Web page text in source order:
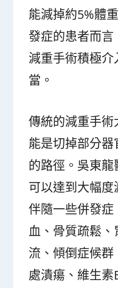
能減掉約5%體
發症的患者而
減重手術積極
當。
傳統的減重手
能是切掉部分
的路徑。吳東
可以達到大幅
伴隨一些併發
血、骨質疏鬆
流、傾倒症候
處潰瘍、維生